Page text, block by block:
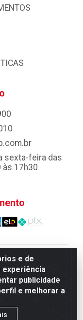
e de
publicidade
e melhorar a
sexta-feira das
às 17h30
Comercio e
39 e, 41 - Setor
72.135-100 -
80